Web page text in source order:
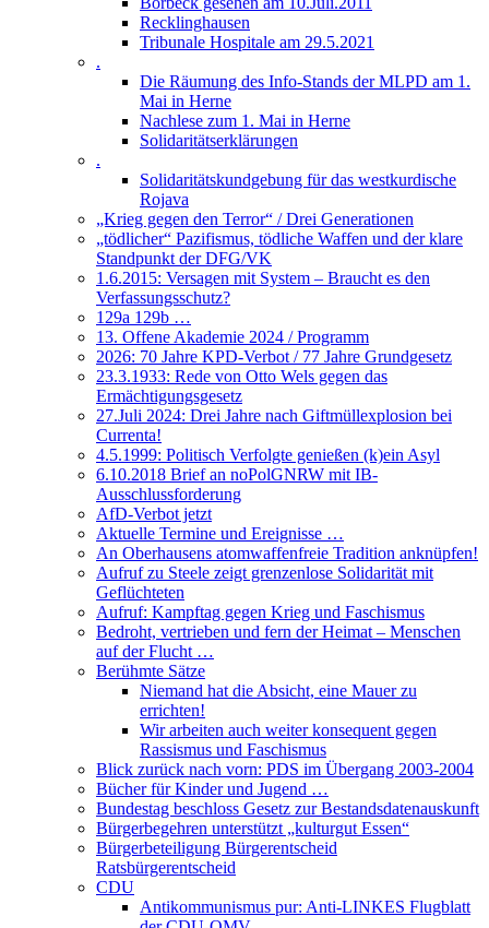
Recklinghausen
Tribunale Hospitale am 29.5.2021
.
Die Räumung des Info-Stands der MLPD am 1.
Mai in Herne
Nachlese zum 1. Mai in Herne
Solidaritätserklärungen
.
Solidaritätskundgebung für das westkurdische
Rojava
„Krieg gegen den Terror“ / Drei Generationen
„tödlicher“ Pazifismus, tödliche Waffen und der klare
Standpunkt der DFG/VK
1.6.2015: Versagen mit System – Braucht es den
Verfassungsschutz?
129a 129b …
13. Offene Akademie 2024 / Programm
2026: 70 Jahre KPD-Verbot / 77 Jahre Grundgesetz
23.3.1933: Rede von Otto Wels gegen das
Ermächtigungsgesetz
27.Juli 2024: Drei Jahre nach Giftmüllexplosion bei
Currenta!
4.5.1999: Politisch Verfolgte genießen (k)ein Asyl
6.10.2018 Brief an noPolGNRW mit IB-
Ausschlussforderung
AfD-Verbot jetzt
Aktuelle Termine und Ereignisse …
An Oberhausens atomwaffenfreie Tradition anknüpfen!
Aufruf zu Steele zeigt grenzenlose Solidarität mit
Geflüchteten
Aufruf: Kampftag gegen Krieg und Faschismus
Bedroht, vertrieben und fern der Heimat – Menschen
auf der Flucht …
Berühmte Sätze
Niemand hat die Absicht, eine Mauer zu
errichten!
Wir arbeiten auch weiter konsequent gegen
Rassismus und Faschismus
Blick zurück nach vorn: PDS im Übergang 2003-2004
Bücher für Kinder und Jugend …
Bundestag beschloss Gesetz zur Bestandsdatenauskunft
Bürgerbegehren unterstützt „kulturgut Essen“
Bürgerbeteiligung Bürgerentscheid
Ratsbürgerentscheid
CDU
Antikommunismus pur: Anti-LINKES Flugblatt